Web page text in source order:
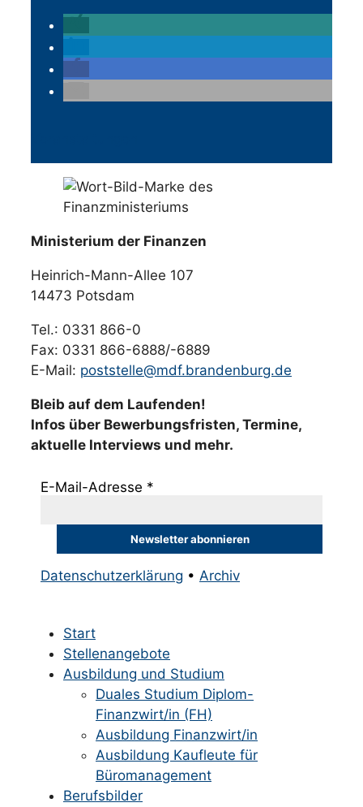
Ministerium der Finanzen
Heinrich-Mann-Allee 107
14473 Potsdam
Tel.: 0331 866-0
Fax: 0331 866-6888/-6889
E-Mail: poststelle@mdf.brandenburg.de
Bleib auf dem Laufenden!
Infos über Bewerbungsfristen, Termine,
aktuelle Interviews und mehr.
E-Mail-Adresse *
Datenschutzerklärung • Archiv
Start
Stellenangebote
Ausbildung und Studium
Duales Studium Diplom-
Finanzwirt/in (FH)
Ausbildung Finanzwirt/in
Ausbildung Kaufleute für
Büromanagement
Berufsbilder